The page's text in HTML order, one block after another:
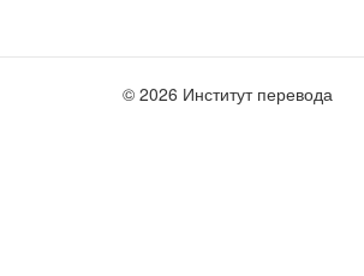
© 2026 Институт перевода